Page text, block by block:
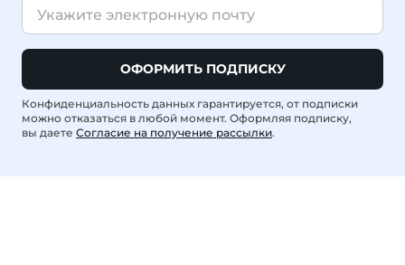
ОФОРМИТЬ ПОДПИСКУ
Конфиденциальность данных гарантируется, от подписки
можно отказаться в любой момент. Оформляя подписку,
вы даете Согласие на получение рассылки.